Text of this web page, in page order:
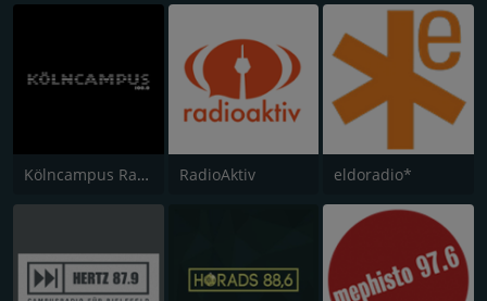
Kölncampus Radio RadioAktiv eldoradio*